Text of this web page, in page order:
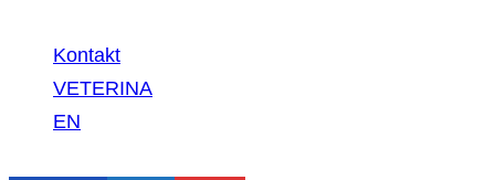
Kontakt
VETERINA
EN